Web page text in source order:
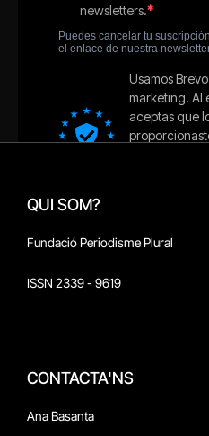
QUI SOM?
Fundació Periodisme Plural
ISSN 2339 - 9619
CONTACTA'NS
Ana Basanta